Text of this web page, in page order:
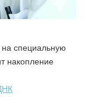
на специальную
накопление